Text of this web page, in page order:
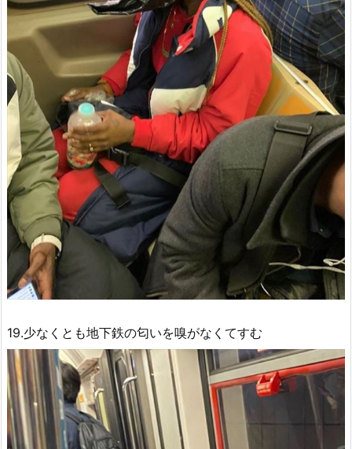
19.少なくとも地下鉄の匂いを嗅がなくてすむ